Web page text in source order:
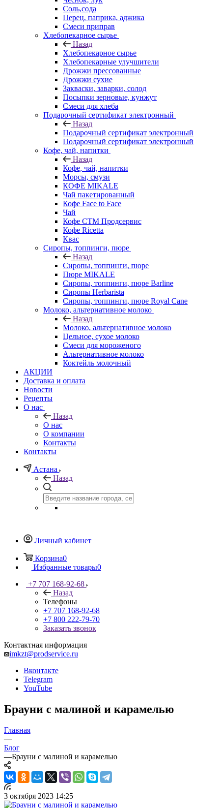
Соль,сода
Перец, паприка, аджика
Смеси приправ
Хлебопекарное сырье
Назад
Хлебопекарное сырье
Хлебопекарные улучшители
Дрожжи прессованные
Дрожжи сухие
Закваски, заварки, солод
Посыпки зерновые, кунжут
Смеси для хлеба
Подарочный сертификат электронный
Назад
Подарочный сертификат электронный
Подарочный сертификат электронный
Кофе, чай, напитки
Назад
Кофе, чай, напитки
Морсы, смузи
КОФЕ MIKALE
Чай пакетированный
Кофе Face to Face
Чай
Кофе СТМ Продсервис
Кофе Ricetta
Квас
Сиропы, топпинги, пюре
Назад
Сиропы, топпинги, пюре
Пюре MIKALE
Сиропы, топпинги, пюре Barline
Сиропы Herbarista
Сиропы, топпинги, пюре Royal Cane
Молоко, альтернативное молоко
Назад
Молоко, альтернативное молоко
Цельное, сухое молоко
Смеси для мороженого
Альтернативное молоко
Коктейль молочный
АКЦИИ
Доставка и оплата
Новости
Рецепты
О нас
Назад
О нас
О компании
Контакты
Контакты
Астана
Назад
Личный кабинет
Корзина0
Избранные товары0
+7 707 168-92-68
Назад
Телефоны
+7 707 168-92-68
+7 800 222-79-70
Заказать звонок
Контактная информация
imkzt@prodservice.ru
Вконтакте
Telegram
YouTube
Брауни с малиной и карамелью
Главная
—
Блог
—Брауни с малиной и карамелью
3 октября 2023 14:25